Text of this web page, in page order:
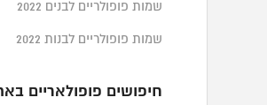
שמות פופולריים לבנים 2022
שמות פופולריים לבנות 2022
חיפושים פופולאריים